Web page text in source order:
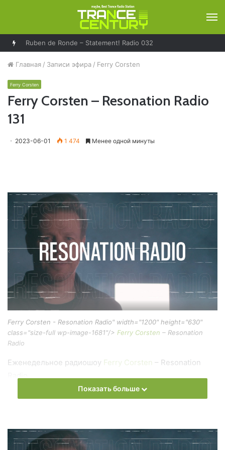
Ruben de Ronde – Statement! Radio 032
Главная / Записи эфира / Ferry Corsten
Ferry Corsten
Ferry Corsten – Resonation Radio
131
2023-06-01 1 474 Менее одной минуты
Ferry Corsten - Resonation Radio" width="1200" height="630"
class="size-full wp-image-1681"/> Ferry Corsten – Resonation
Radio
Еженедельное радиошоу Ferry Corsten – Resonation
Слушать онлайн новый выпускFerry Corsten–
На сайтеTrance Century Radio
Вы можете бесплатно
Показать больше